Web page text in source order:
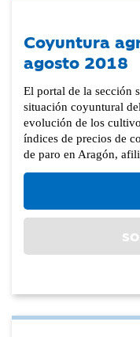
Coyuntura
agosto 2018
El portal de la sección
situación coyuntural
evolución de los
índices de precios de
de paro en Aragón,